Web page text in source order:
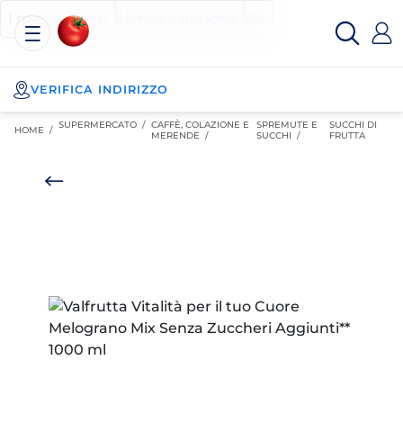
Posizionati sul contenuto principale
Posizionati sull'elenco categorie
I miei acquisti
Esselunga
Spesa
Online
VERIFICA INDIRIZZO
HOME / SUPERMERCATO / CAFFÈ, COLAZIONE E
MERENDE /
SPREMUTE E
SUCCHI/
SUCCHI DI
FRUTTA